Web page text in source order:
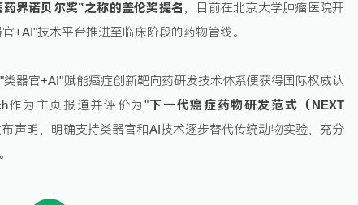
药界诺贝尔奖”之称的盖伦奖提名 ，目前在北京大学肿瘤医院开
+AI"技术平台推进至临床阶段的药物管线。
器官+AI"赋能癌症创新靶向药研发技术体系便获得国际权威认
作为主页报道并评价为"下一代癌症药物研发范式（NEXT
声明，明确支持类器官和AI技术逐步替代传统动物实验，充分